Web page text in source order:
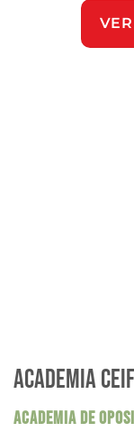
ACADEMIA
ACADEMIA DE